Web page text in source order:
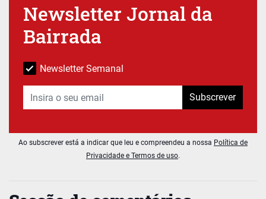
Newsletter Jornal da
Bairrada
Newsletter Semanal
Subscrever
Ao subscrever está a indicar que leu e compreendeu a nossa Política de
Privacidade e Termos de uso.